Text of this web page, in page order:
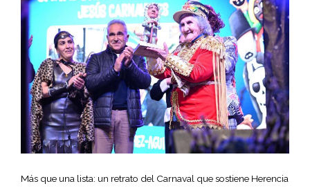
Más que una lista: un retrato del Carnaval que sostiene Herencia